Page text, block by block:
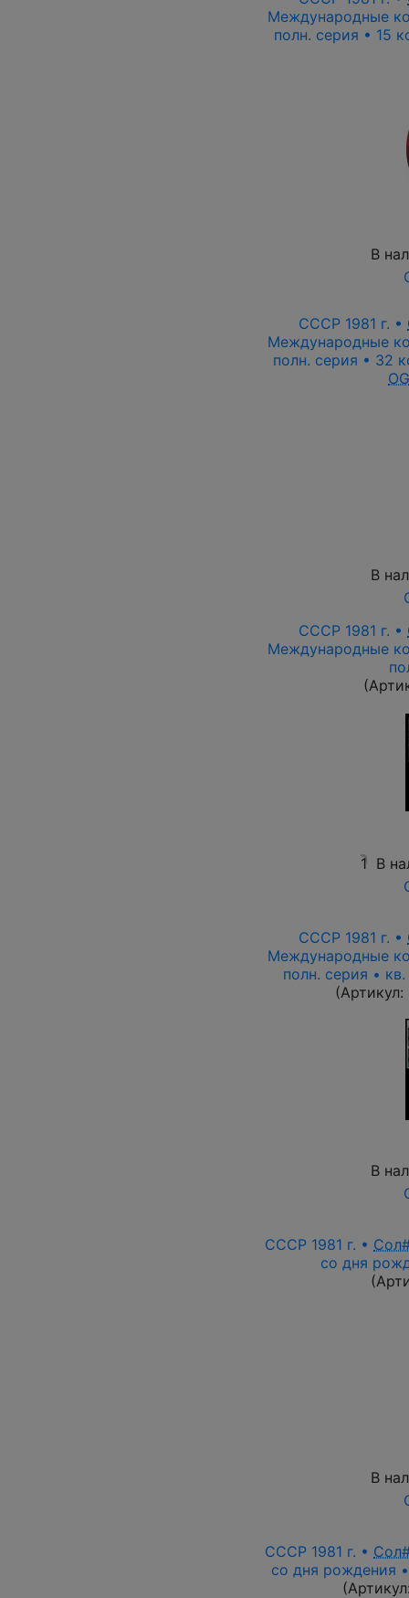
Международные
полн. серия • 15
В
СССР 1981 г. •
Международные
полн. серия • 32
OG
В
СССР 1981 г. •
Международные
1 В
СССР 1981 г. •
Международные
полн. серия •
(Артикул:
В
СССР 1981 г. •
со дня
В
СССР 1981 г. •
со дня рождения